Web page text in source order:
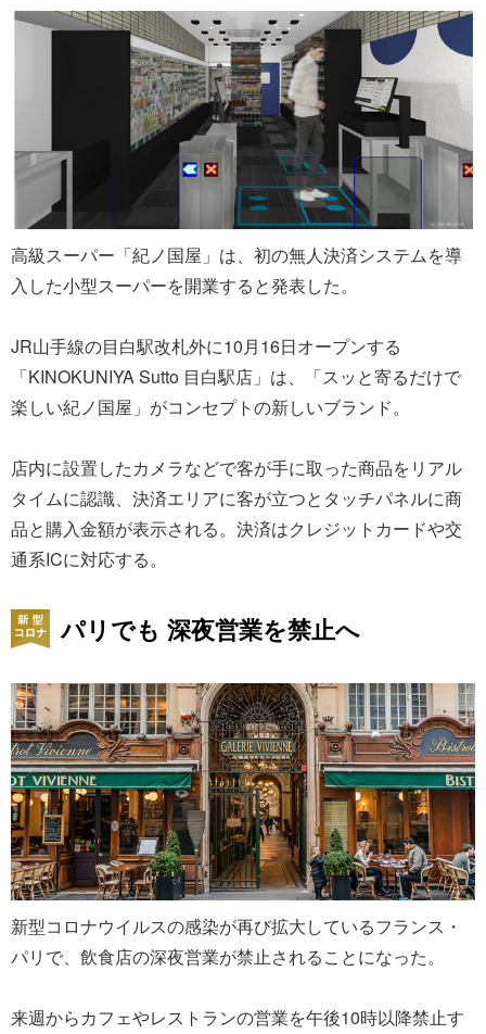
高級スーパー「紀ノ国屋」は、初の無人決済システムを導
入した小型スーパーを開業すると発表した。
JR山手線の目白駅改札外に10月16日オープンする
「KINOKUNIYA Sutto 目白駅店」は、「スッと寄るだけで
楽しい紀ノ国屋」がコンセプトの新しいブランド。
店内に設置したカメラなどで客が手に取った商品をリアル
タイムに認識、決済エリアに客が立つとタッチパネルに商
品と購入金額が表示される。決済はクレジットカードや交
通系ICに対応する。
パリでも 深夜営業を禁止へ
新型コロナウイルスの感染が再び拡大しているフランス・
パリで、飲食店の深夜営業が禁止されることになった。
来週からカフェやレストランの営業を午後10時以降禁止す